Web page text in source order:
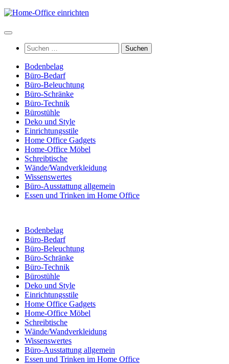
Zum
springen
Suchen
nach:
Bodenbelag
Büro-Bedarf
Büro-Beleuchtung
Büro-Schränke
Büro-Technik
Bürostühle
Deko und Style
Einrichtungsstile
Home Office Gadgets
Home-Office Möbel
Schreibtische
Wände/Wandverkleidung
Wissenswertes
Büro-Ausstattung allgemein
Essen und Trinken im Home Office
Bodenbelag
Büro-Bedarf
Büro-Beleuchtung
Büro-Schränke
Büro-Technik
Bürostühle
Deko und Style
Einrichtungsstile
Home Office Gadgets
Home-Office Möbel
Schreibtische
Wände/Wandverkleidung
Wissenswertes
Büro-Ausstattung allgemein
Essen und Trinken im Home Office